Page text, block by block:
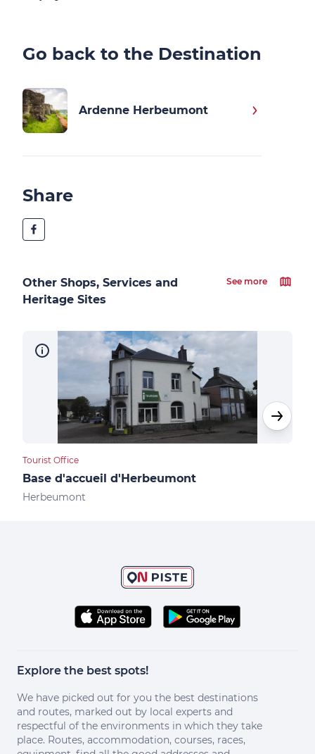
Go back to the Destination
Ardenne Herbeumont
Share
Other Shops, Services and
Heritage Sites
See more
Tourist Office
Base d'accueil d'Herbeumont
Herbeumont
Explore the best spots!
We have picked out for you the best destinations
and routes, marked out by local experts and
respectful of the environments in which they take
place. Routes, accommodation, courses, races,